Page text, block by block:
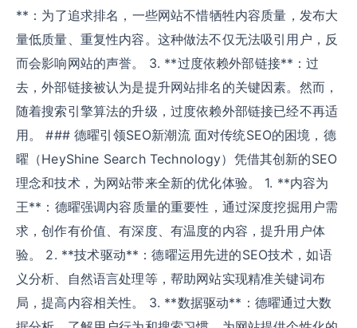
**：为了追求排名，一些网站不惜牺牲内容质量，发布大
量低质量、重复性内容。这种做法不仅无法吸引用户，反
而会影响网站的声誉。 3. **过度依赖外部链接**：过
去，外部链接被认为是提升网站排名的关键因素。然而，
随着搜索引擎算法的升级，过度依赖外部链接已经不再适
用。 ### 德曜引领SEO新潮流 面对传统SEO的困境，德
曜（HeyShine Search Technology）凭借其创新的SEO
理念和技术，为网站带来全新的优化体验。 1. **内容为
王**：德曜强调内容质量的重要性，通过深度挖掘用户需
求，创作有价值、有深度、有温度的内容，提升用户体
验。 2. **技术驱动**：德曜运用先进的SEO技术，如语
义分析、自然语言处理等，帮助网站实现精准关键词布
局，提高内容相关性。 3. **数据驱动**：德曜通过大数